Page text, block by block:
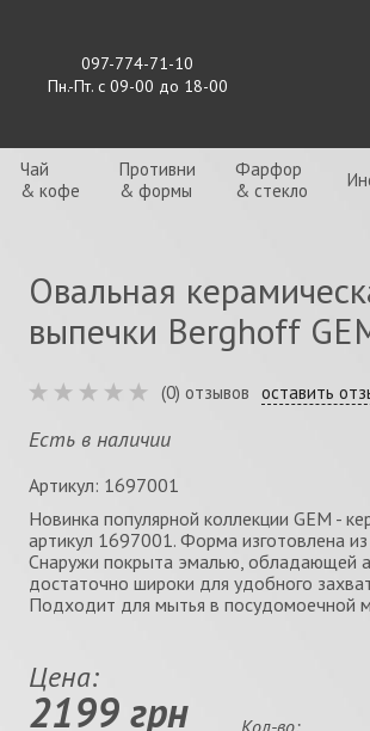
097-774-71-10
Пн.-Пт. с 09-00 до 18-00
Чай
& кофе
Противни
& формы
Фарфор
& стекло
Овальная
выпечки Berghoff
(0) отзывов оставить
Есть в наличии
Артикул: 1697001
Новинка популярной коллекции GEM -
артикул 1697001. Форма изготовлена
Снаружи покрыта эмалью, обладающей
достаточно широки для удобного
Подходит для мытья в посудомоечной
Цена:
2199 грн Кол-во: